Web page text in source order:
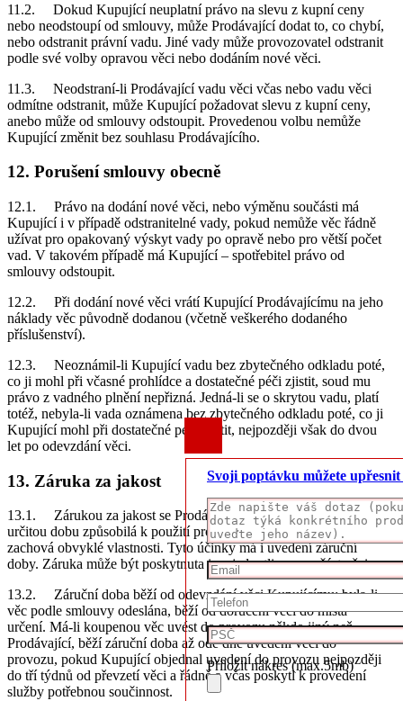
11.2. Dokud Kupující neuplatní právo na slevu z kupní ceny
nebo neodstoupí od smlouvy, může Prodávající dodat to, co chybí,
nebo odstranit právní vadu. Jiné vady může provozovatel odstranit
podle své volby opravou věci nebo dodáním nové věci.
11.3. Neodstraní-li Prodávající vadu věci včas nebo vadu věci
odmítne odstranit, může Kupující požadovat slevu z kupní ceny,
anebo může od smlouvy odstoupit. Provedenou volbu nemůže
Kupující změnit bez souhlasu Prodávajícího.
12. Porušení smlouvy obecně
12.1. Právo na dodání nové věci, nebo výměnu součásti má
Kupující i v případě odstranitelné vady, pokud nemůže věc řádně
užívat pro opakovaný výskyt vady po opravě nebo pro větší počet
vad. V takovém případě má Kupující – spotřebitel právo od
smlouvy odstoupit.
12.2. Při dodání nové věci vrátí Kupující Prodávajícímu na jeho
náklady věc původně dodanou (včetně veškerého dodaného
příslušenství).
12.3. Neoznámil-li Kupující vadu bez zbytečného odkladu poté,
co ji mohl při včasné prohlídce a dostatečné péči zjistit, soud mu
právo z vadného plnění nepřizná. Jedná-li se o skrytou vadu, platí
totéž, nebyla-li vada oznámena bez zbytečného odkladu poté, co ji
Kupující mohl při dostatečné péči zjistit, nejpozději však do dvou
let po odevzdání věci.
13. Záruka za jakost
13.1. Zárukou za jakost se Prodávající zavazuje, že věc bude po
určitou dobu způsobilá k použití pro obvyklý účel nebo že si
zachová obvyklé vlastnosti. Tyto účinky má i uvedení záruční
doby. Záruka může být poskytnuta i na jednotlivou součást věci.
13.2. Záruční doba běží od odevzdání věci Kupujícímu; byla-li
věc podle smlouvy odeslána, běží od doručení věci do místa
určení. Má-li koupenou věc uvést do provozu někdo jiný než
Prodávající, běží záruční doba až ode dne uvedení věci do
provozu, pokud Kupující objednal uvedení do provozu nejpozději
do tří týdnů od převzetí věci a řádně a včas poskytl k provedení
služby potřebnou součinnost.
Svoji poptávku můžete
Přiložit nákres (max.5mb)